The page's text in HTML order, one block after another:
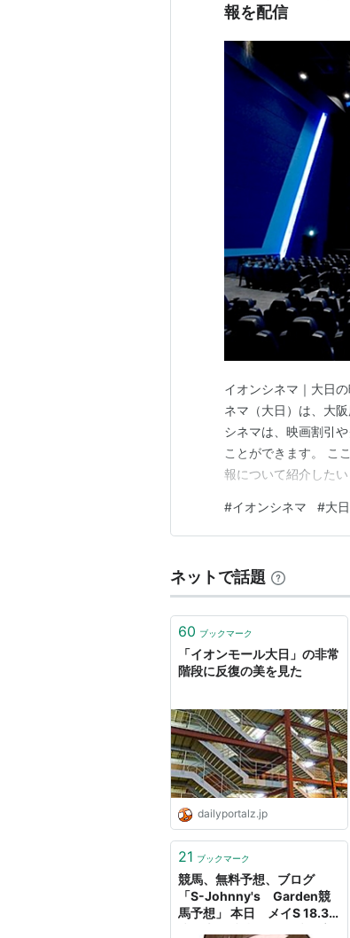
報を配信
イオンシネマ｜大日
ネマ（大日）は、大
シネマは、映画割引
ことができます。 こ
報について紹介した
使う イオンカード（
オンカード（ミニオ
#イオンシネマ #大日
ネットで話題
60 ブックマーク
「イオンモール大日」の非常
階段に反復の美を見た
dailyportalz.jp
21 ブックマーク
競馬、無料予想、ブログ
「S-Johnny's Garden競
馬予想」 本日 メイS 18.3